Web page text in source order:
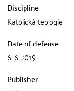
Discipline
Katolická teologie
Date of defense
6. 6. 2019
Publisher